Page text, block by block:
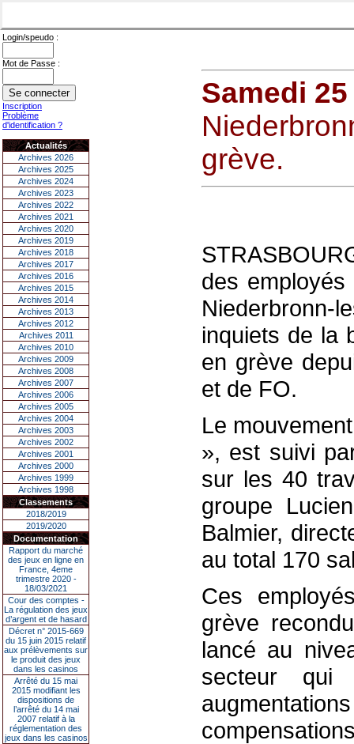
Login/speudo :
Mot de Passe :
Inscription
Problème
d'identification ?
Actualités
Archives 2026
Archives 2025
Archives 2024
Archives 2023
Archives 2022
Archives 2021
Archives 2020
Archives 2019
Archives 2018
Archives 2017
Archives 2016
Archives 2015
Archives 2014
Archives 2013
Archives 2012
Archives 2011
Archives 2010
Archives 2009
Archives 2008
Archives 2007
Archives 2006
Archives 2005
Archives 2004
Archives 2003
Archives 2002
Archives 2001
Archives 2000
Archives 1999
Archives 1998
Classements
2018/2019
2019/2020
Documentation
Rapport du marché
des jeux en ligne en
France, 4eme
trimestre 2020 -
18/03/2021
Cour des comptes -
La régulation des jeux
d’argent et de hasard
Décret n° 2015-669
du 15 juin 2015 relatif
aux prélèvements sur
le produit des jeux
dans les casinos
Arrêté du 15 mai
2015 modifiant les
dispositions de
l’arrêté du 14 mai
2007 relatif à la
réglementation des
jeux dans les casinos
Samedi
grève.
des
inquiets de la
en grève
et de FO.
Le
», est suivi
sur les 40
groupe
Balmier,
au total 170
Ces
grève
lancé au
secteur qui